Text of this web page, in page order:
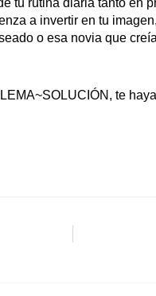
tu rutina diaria tanto en
a invertir en tu
o esa novia que
te